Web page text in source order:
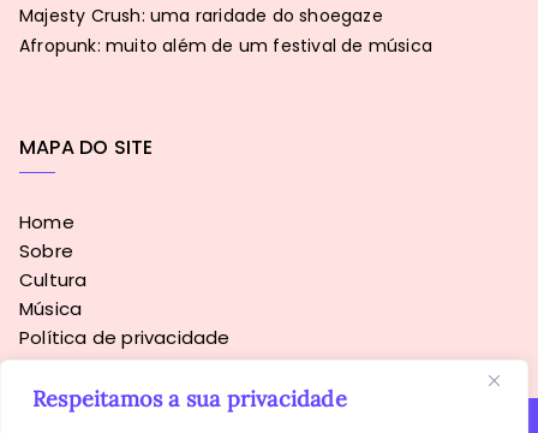
Respeitamos a sua privacidade
Majesty Crush: uma raridade do shoegaze
Afropunk: muito além de um festival de música
MAPA DO SITE
Home
Sobre
Cultura
Música
Política de privacidade